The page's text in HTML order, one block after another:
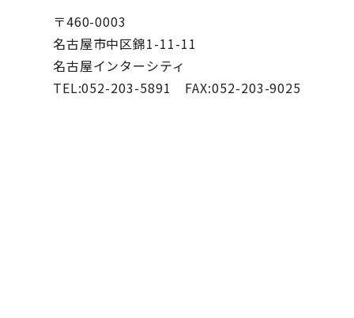
〒460-0003
名古屋市中区錦1-11-11
名古屋インターシティ
TEL:052-203-5891 FAX:052-203-9025